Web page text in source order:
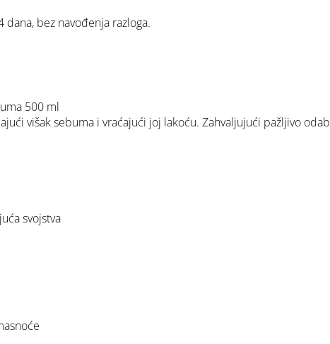
bez navođenja razloga.
500 ml
višak sebuma i vraćajući joj lakoću. Zahvaljujući pažljivo
svojstva